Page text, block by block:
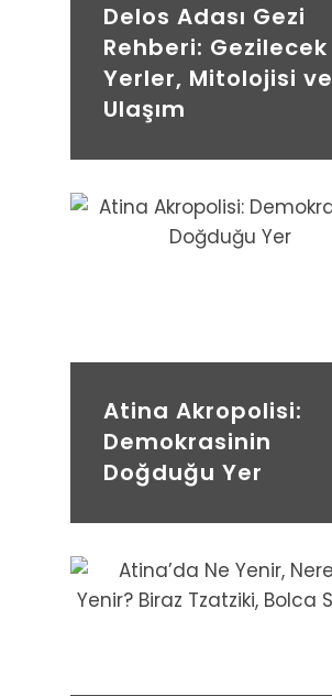
Delos Adası Gezi
Rehberi: Gezilecek
Yerler, Mitolojisi ve
Ulaşım
Atina Akropolisi:
Demokrasinin
Doğduğu Yer